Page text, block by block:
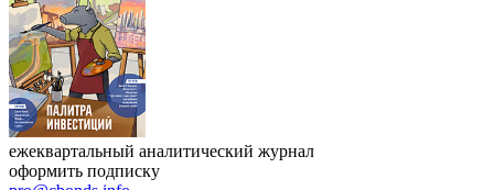
ЖурналCbonds Review